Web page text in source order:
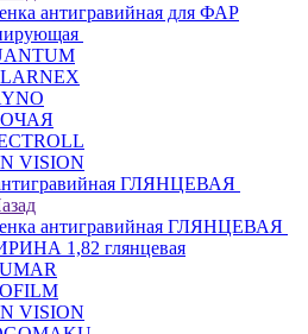
антигравийная для ФАР
VISION
ГЛЯНЦЕВАЯ
антигравийная ГЛЯНЦЕВАЯ
1,82 глянцевая
VISION